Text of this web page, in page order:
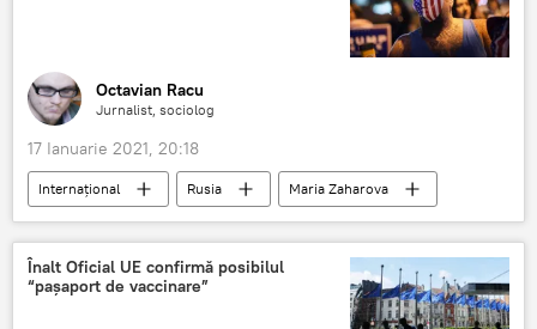
Octavian Racu
Jurnalist, sociolog
17 Ianuarie 2021, 20:18
Internaţional Rusia
Maria Zaharova
Donald Trump
Înalt Oficial UE confirmă posibilul
“paşaport de vaccinare”